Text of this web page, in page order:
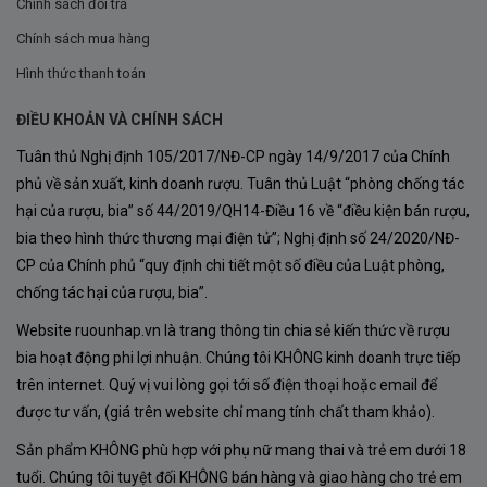
Colchagua Valley
Apalta nằm ở phía Tây Nam của Colchagua Valley, một
trong những vùng sản xuất vang nổi tiếng nhất Chile.
Đây là khu vực sở hữu:
Khí hậu Địa Trung Hải lý tưởng.
Biên độ nhiệt ngày và đêm lớn.
Đất đá granit pha đất sét giàu khoáng chất.
Nhiều sườn đồi hướng Bắc đón nắng hoàn hảo.
Những điều kiện tự nhiên đặc biệt này giúp nho đạt độ
chín tối ưu đồng thời giữ được độ axit cân bằng.
Apalta đặc biệt nổi tiếng với:
Chính sách đổi trả
Chính sách mua hàng
Hình thức thanh toán
ĐIỀU KHOẢN VÀ CHÍNH SÁCH
Tuân thủ Nghị định 105/2017/NĐ-CP ngày 14/9/2017 của Chính
phủ về sản xuất, kinh doanh rượu. Tuân thủ Luật “phòng chống tác
hại của rượu, bia” số 44/2019/QH14-Điều 16 về “điều kiện bán rượu,
bia theo hình thức thương mại điện tử”; Nghị định số 24/2020/NĐ-
CP của Chính phủ “quy định chi tiết một số điều của Luật phòng,
chống tác hại của rượu, bia”.
Website ruounhap.vn là trang thông tin chia sẻ kiến thức về rượu
bia hoạt động phi lợi nhuận. Chúng tôi KHÔNG kinh doanh trực tiếp
trên internet. Quý vị vui lòng gọi tới số điện thoại hoặc email để
được tư vấn, (giá trên website chỉ mang tính chất tham khảo).
Sản phẩm KHÔNG phù hợp với phụ nữ mang thai và trẻ em dưới 18
tuổi. Chúng tôi tuyệt đối KHÔNG bán hàng và giao hàng cho trẻ em